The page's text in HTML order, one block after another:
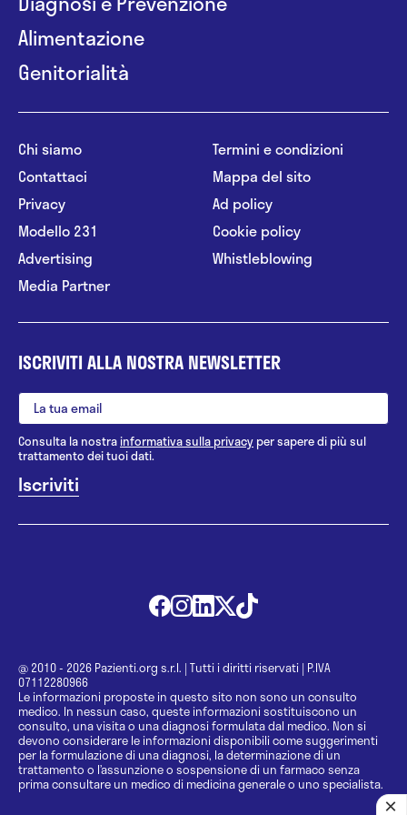
Alimentazione
Genitorialità
Chi siamo
Contattaci
Privacy
Modello 231
Advertising
Media Partner
Termini e condizioni
Mappa del sito
Ad policy
Cookie policy
Whistleblowing
ISCRIVITI ALLA NOSTRA NEWSLETTER
Consulta la nostrainformativa sulla privacy per sapere di più sul
trattamento dei tuoi dati.
@ 2010 - 2026 Pazienti.org s.r.l. | Tutti i diritti riservati | P.IVA
07112280966
Le informazioni proposte in questo sito non sono un consulto
medico. In nessun caso, queste informazioni sostituiscono un
consulto, una visita o una diagnosi formulata dal medico. Non si
devono considerare le informazioni disponibili come suggerimenti
per la formulazione di una diagnosi, la determinazione di un
trattamento o l’assunzione o sospensione di un farmaco senza
prima consultare un medico di medicina generale o uno specialista.